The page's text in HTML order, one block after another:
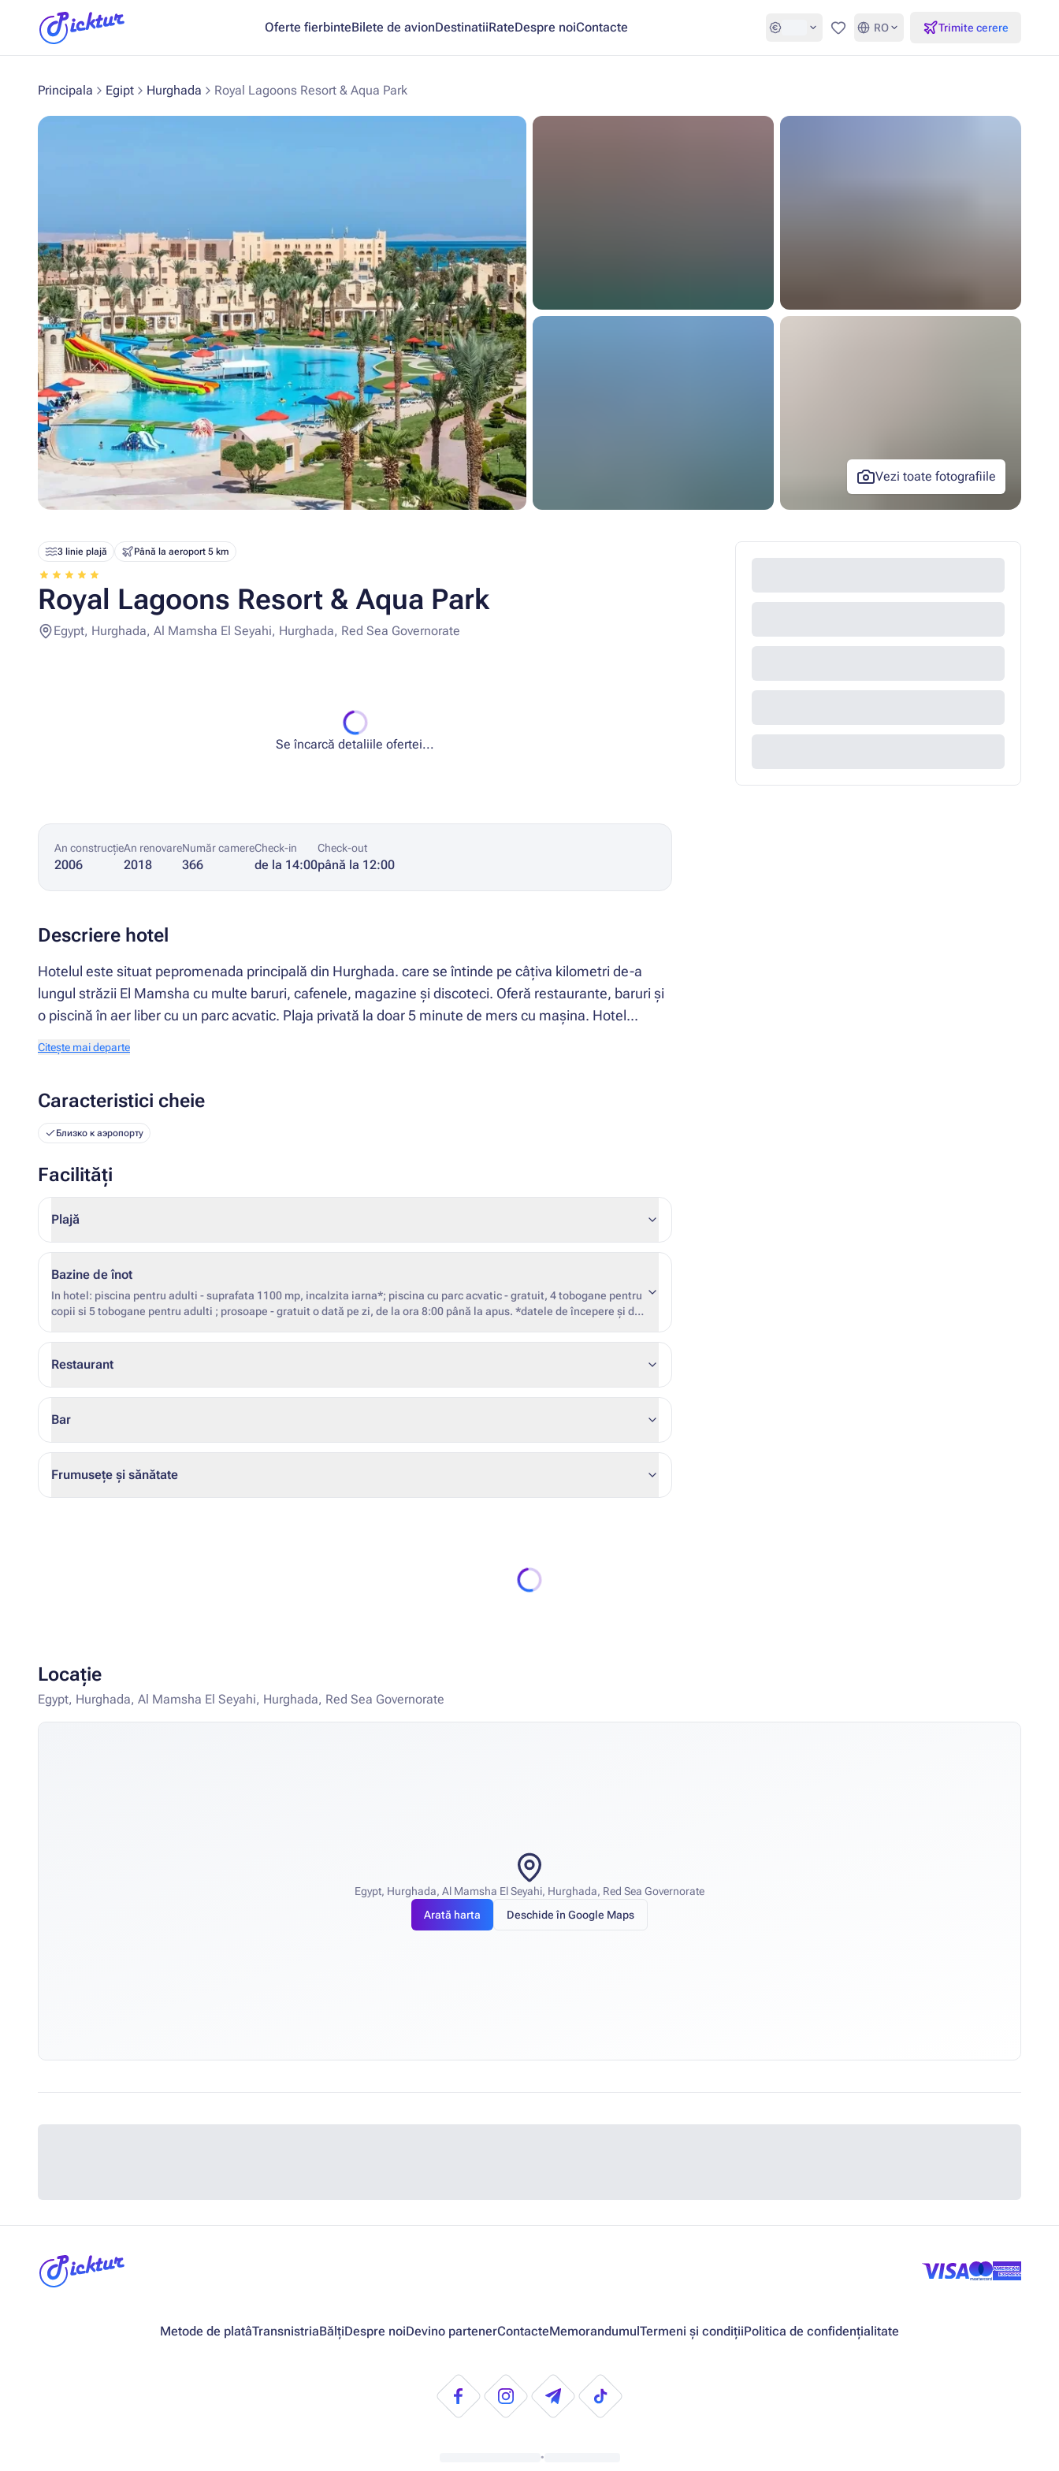
Oferte fierbinteBilete de avionDestinatiiRateDespre noiContacte Favorite
RO Trimite cerere
Principala Egipt Hurghada Royal Lagoons Resort & Aqua Park
Vezi toate fotografiile
3 linie plajă Până la aeroport 5 km
Royal Lagoons Resort & Aqua Park
Egypt, Hurghada, Al Mamsha El Seyahi, Hurghada, Red Sea Governorate
Se încarcă detaliile ofertei...
An construcție
2006
An renovare
2018
Număr camere
366
Check-in
de la 14:00
Check-out
până la 12:00
Descriere hotel
Hotelul este situat pepromenada principală din Hurghada. care se întinde pe câțiva kilometri de-a
lungul străzii El Mamsha cu multe baruri, cafenele, magazine și discoteci. Oferă restaurante, baruri și
o piscină în aer liber cu un parc acvatic. Plaja privată la doar 5 minute de mers cu mașina. Hotel...
Citește mai departe
Caracteristici cheie
Близко к аэропорту
Facilități
Plajă
Bazine de înot
In hotel: piscina pentru adulti - suprafata 1100 mp, incalzita iarna*; piscina cu parc acvatic - gratuit, 4 tobogane pentru
copii si 5 tobogane pentru adulti ; prosoape - gratuit o dată pe zi, de la ora 8:00 până la apus. *datele de începere și de
Restaurant
Bar
Frumusețe și sănătate
Locație
Egypt, Hurghada, Al Mamsha El Seyahi, Hurghada, Red Sea Governorate
Egypt, Hurghada, Al Mamsha El Seyahi, Hurghada, Red Sea Governorate
Arată harta
Deschide în Google Maps
Metode de platâTransnistriaBălțiDespre noiDevino partenerContacteMemorandumulTermeni și condițiiPolitica de confidențialitate
•